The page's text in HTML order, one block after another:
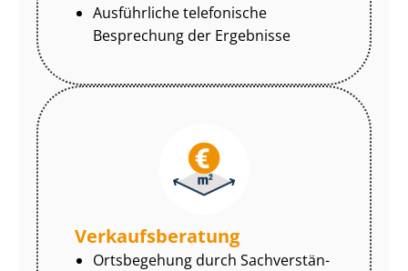
Ausführliche telefonische
Besprechung der Ergebnisse
Ver­kaufs­be­ra­tung
Ortsbegehung durch Sach­ver­stän­